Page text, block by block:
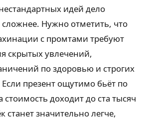
идей дело
сложнее. Нужно отметить, что
с промтами требуют
скрытых увлечений,
по здоровью и строгих
презент ощутимо бьёт по
доходит до ста тысяч
станет значительно легче,